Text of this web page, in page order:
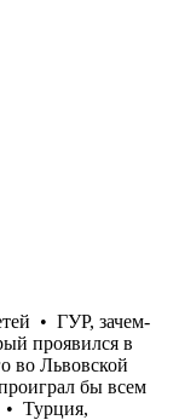
Островки и Воля-Островецкая на Волыни в результате эксгумационных работ обнаружены останки 55 жертв Волынской резни, в том числе 26 детей • ГУР, зачем-то, показали видео сегодняшней атаки морского дрона на отдыхающих на пляжах Ялты • The Atlantic пишет об «иссякании импульса» в поддержку Украины в США, который проявился в предыдущие месяцы на фоне усиления ударов по РФ и потепления в отношениях Зеленского и Трампа • "Ну и на***й оно надо защищать вас?" Мать украинского военного во Львовской области избили и выгнали из автобуса за русский язык • У Зеленского обострились отношения с Залужным • В случае президентских выборов Зеленский во втором туре проиграл бы всем основным конкурентам • Командир артиллерийского дивизиона одной из воинских частей, выполняющей боевые задачи на Харьковском направлении торговал тротилом • Турция, Саудовская Аравия и Пакистан создали военный союз •